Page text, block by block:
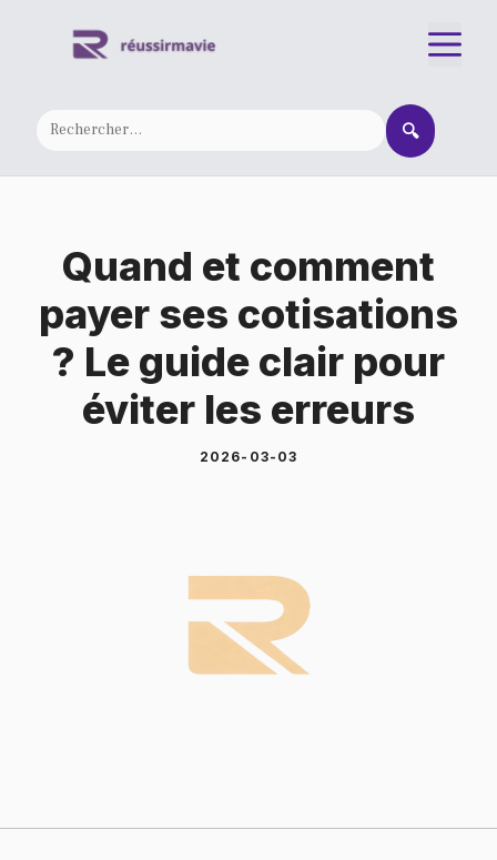
🔍
Quand et comment
payer ses cotisations
? Le guide clair pour
éviter les erreurs
2026-03-03